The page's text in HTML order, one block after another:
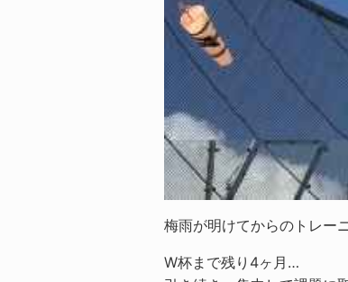
梅雨が明けてからのトレー
W杯まで残り4ヶ月…